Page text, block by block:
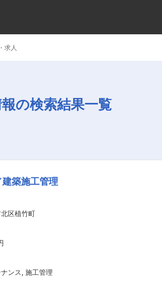
求人
の検索結果一覧
建築施工管理
区植竹町
ンス, 施工管理